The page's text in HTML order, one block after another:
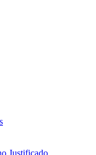
Justificado